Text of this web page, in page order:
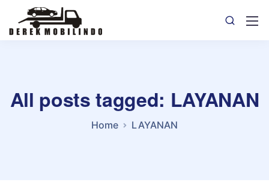
All posts tagged: LAYANAN
Home LAYANAN